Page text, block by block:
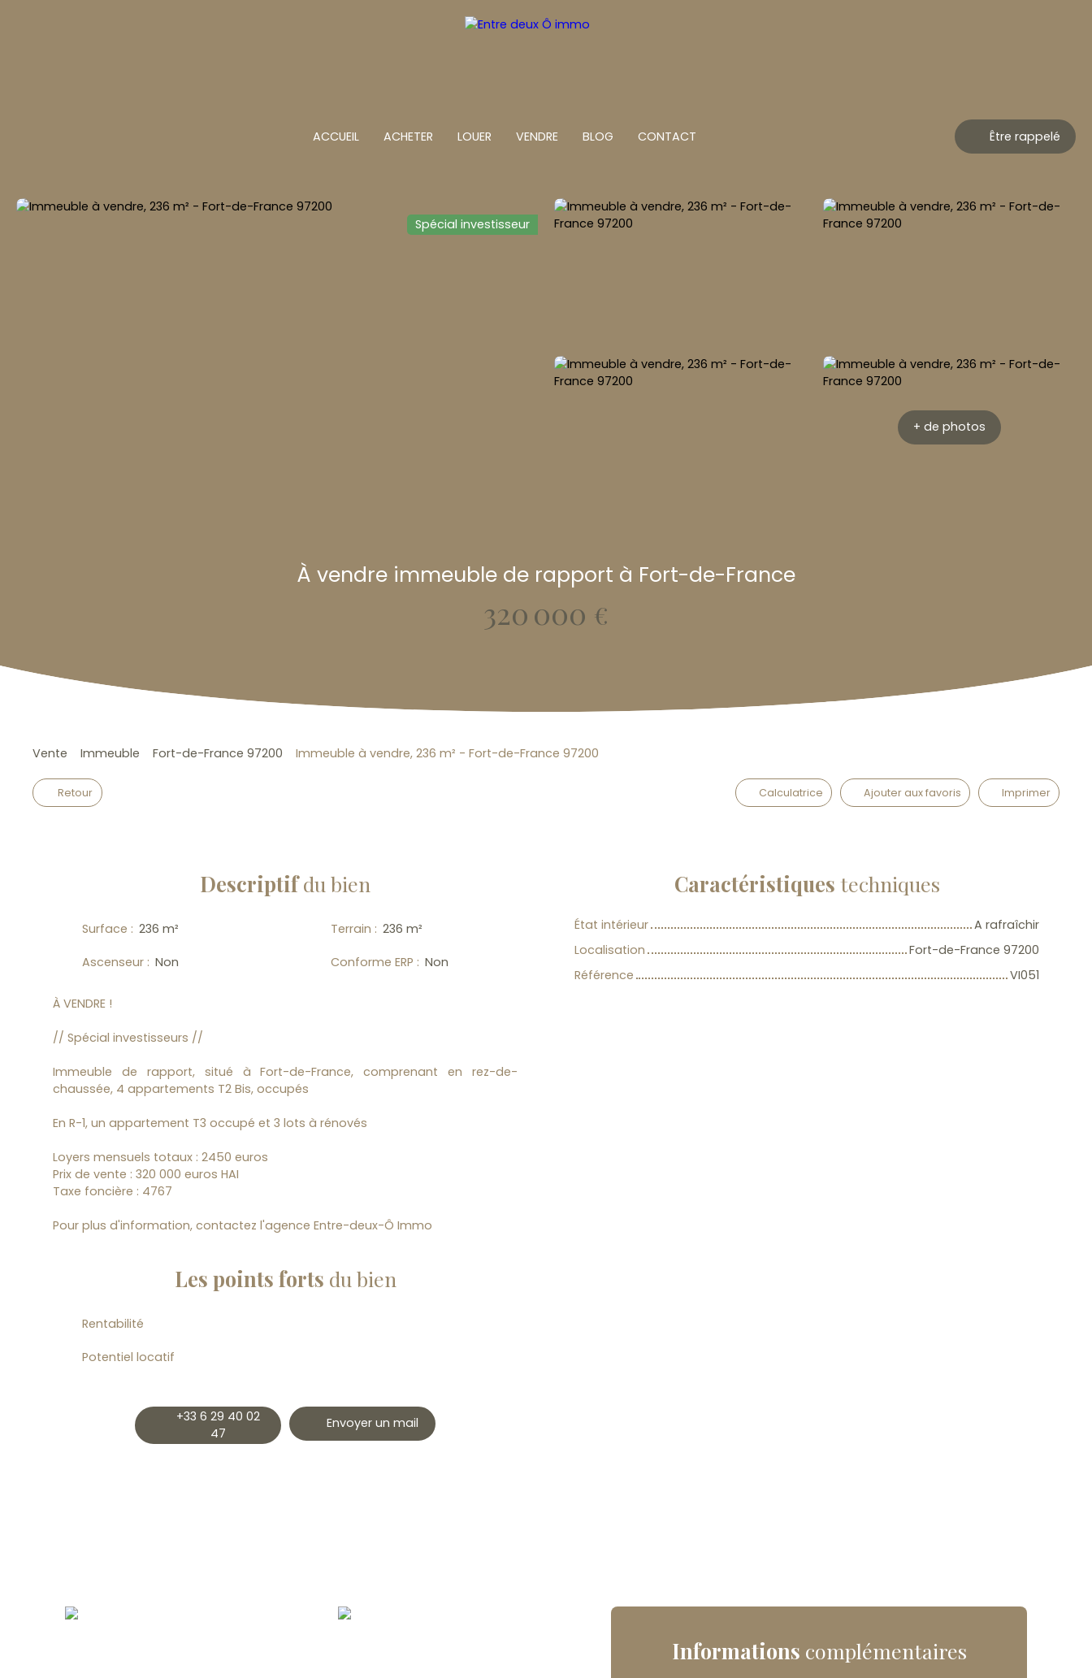
ACCUEIL ACHETER LOUER VENDRE BLOG CONTACT Être rappelé
Spécial investisseur
+ de photos
À vendre immeuble de rapport à Fort-de-France
320 000 €
Vente Immeuble Fort-de-France 97200 Immeuble à vendre, 236 m² - Fort-de-France 97200
Retour Calculatrice Ajouter aux favoris Imprimer
Descriptifdu bien
Surface : 236 m² Terrain : 236 m²
Ascenseur : Non Conforme ERP : Non
À VENDRE !
// Spécial investisseurs //
Immeuble de rapport, situé à Fort-de-France, comprenant en rez-de-
chaussée, 4 appartements T2 Bis, occupés
En R-1, un appartement T3 occupé et 3 lots à rénovés
Loyers mensuels totaux : 2450 euros
Prix de vente : 320 000 euros HAI
Taxe foncière : 4767
Pour plus d'information, contactez l'agence Entre-deux-Ô Immo
Les points forts du bien
Rentabilité
Potentiel locatif
+33 6 29 40 02
47
Envoyer un mail
Caractéristiques techniques
État intérieur
A rafraîchir
Localisation
Fort-de-France 97200
Référence
VI051
Informations complémentaires